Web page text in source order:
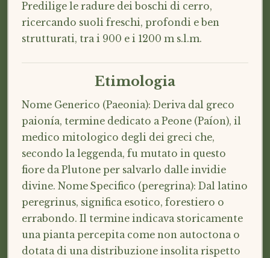
Predilige le radure dei boschi di cerro,
ricercando suoli freschi, profondi e ben
strutturati, tra i 900 e i 1200 m s.l.m.
Etimologia
Nome Generico (Paeonia): Deriva dal greco
paionía, termine dedicato a Peone (Paíon), il
medico mitologico degli dei greci che,
secondo la leggenda, fu mutato in questo
fiore da Plutone per salvarlo dalle invidie
divine. Nome Specifico (peregrina): Dal latino
peregrinus, significa esotico, forestiero o
errabondo. Il termine indicava storicamente
una pianta percepita come non autoctona o
dotata di una distribuzione insolita rispetto